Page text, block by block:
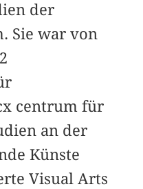
der
Sie war von
centrum für
an der
Künste
Visual Arts